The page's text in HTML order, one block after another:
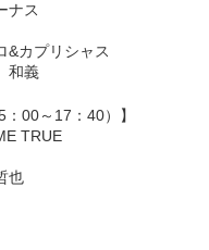
ス
カプリシャス
和義
00～17：40）】
TRUE
也